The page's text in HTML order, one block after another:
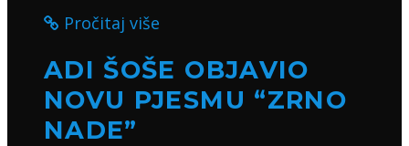
Pročitaj više
ADI ŠOŠE OBJAVIO
NOVU PJESMU “ZRNO
NADE”